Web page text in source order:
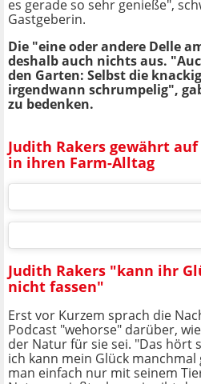
es gerade so sehr genieße",
Gastgeberin.
Die "eine oder andere Delle
deshalb auch nichts aus.
den Garten: Selbst die
irgendwann schrumpelig",
zu bedenken.
Judith Rakers gewährt
in ihren Farm-Alltag
Judith Rakers "kann ihr
nicht fassen"
Erst vor Kurzem sprach die
Podcast "wehorse" darüber,
der Natur für sie sei. "Das hört
ich kann mein Glück
man einfach nur mit seinem